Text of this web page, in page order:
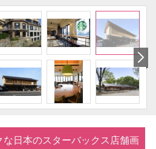
な日本のスターバックス店舗画